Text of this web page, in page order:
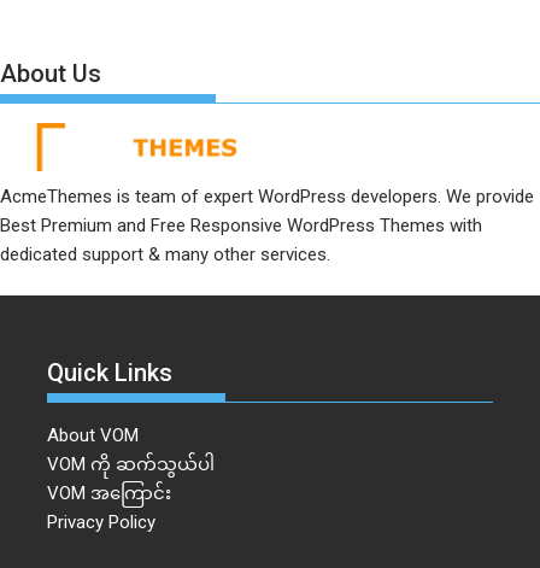
About Us
AcmeThemes is team of expert WordPress developers. We provide
Best Premium and Free Responsive WordPress Themes with
dedicated support & many other services.
Quick Links
About VOM
VOM ကို ဆက်သွယ်ပါ
VOM အကြောင်း
Privacy Policy